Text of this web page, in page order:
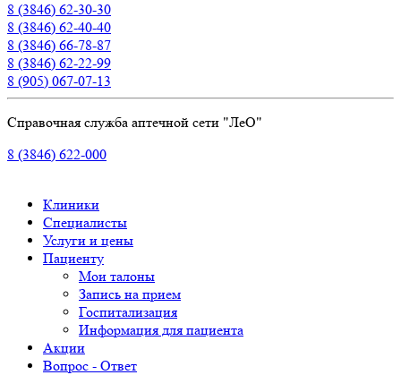
8 (3846) 62-30-30
8 (3846) 62-40-40
8 (3846) 66-78-87
8 (3846) 62-22-99
8 (905) 067-07-13
Справочная служба аптечной сети "ЛеО"
8 (3846) 622-000
Клиники
Специалисты
Услуги и цены
Пациенту
Мои талоны
Запись на прием
Госпитализация
Информация для пациента
Акции
Вопрос - Ответ